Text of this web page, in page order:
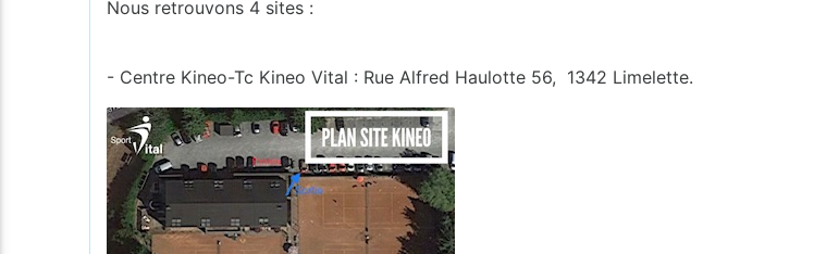
Nous retrouvons 4 sites :
- Centre Kineo-Tc Kineo Vital : Rue Alfred Haulotte 56, 1342 Limelette.